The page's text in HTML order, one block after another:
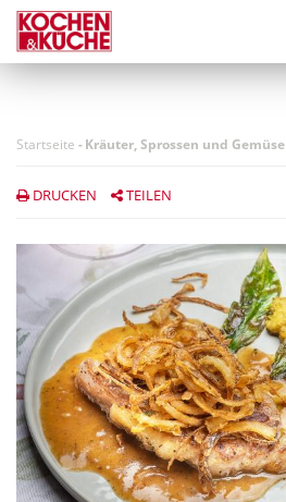
Direkt
zum
Inhalt
Startseite -Kräuter, Sprossen und Gemüse
DRUCKEN TEILEN